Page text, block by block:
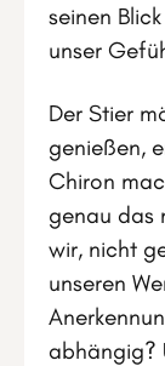
seinen
unser
Der Stier
genießen,
Chiron
genau das
wir, nicht
unseren
abhängig?